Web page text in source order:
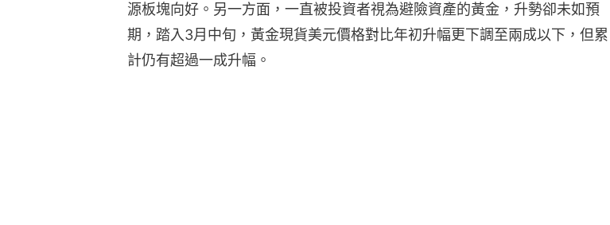
源板塊向好。另一方面，一直被投資者視為避險資產的黃金，升勢卻未如預
期，踏入3月中旬，黃金現貨美元價格對比年初升幅更下調至兩成以下，但累
計仍有超過一成升幅。